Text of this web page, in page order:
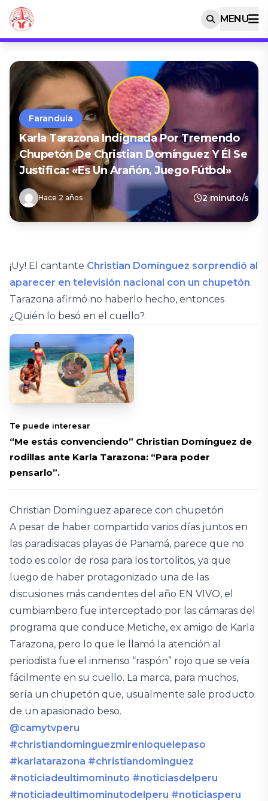
MENU
Farandula
Karla Tarazona Indignada Por Tremendo
Chupetón De Christian Domínguez Y Él Se
Justifica: «Es Un Arañón, Juego Fútbol»
Hace 2 años 2 minuto/s
¡Uy! El cantante Christian Domínguez sorprendió al
aparecer en televisión nacional con un chupetón.
Tarazona afirmó no haberlo hecho, entonces
¿Quién lo besó en el cuello?.
Te puede interesar
“Me estás convenciendo” Christian Domínguez de
rodillas ante Karla Tarazona: “Para poder
pensarlo”.
Christian Domínguez aparece con chupetón
A pesar de haber compartido varios días juntos en
las paradisiacas playas de Panamá, parece que no
todo es color de rosa para los tortolitos, ya que
luego de haber protagonizado una de las
discusiones más candentes del año EN VIVO, el
cumbiambero fue interceptado por las cámaras del
programa que conduce Metiche, ex amigo de Karla
Tarazona, pero lo que le llamó la atención al
periodista fue el inmenso “raspón” rojo que se veía
fácilmente en su cuello. La marca, para muchos,
sería un chupetón que, usualmente sale producto
de un apasionado beso.
@camytvperu
#christiandominguezmirenloquelepaso
#karlatarazona #christiandominguez
#noticiadeultimominuto #noticiasdelperu
#noticiadeultimominutodelperu #noticiasperu